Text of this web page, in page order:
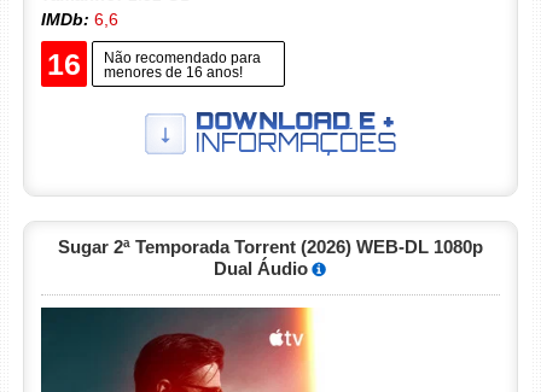
IMDb: 6,6
16
Não recomendado para
menores de 16 anos!
Sugar 2ª Temporada Torrent (2026) WEB-DL 1080p
Dual Áudio